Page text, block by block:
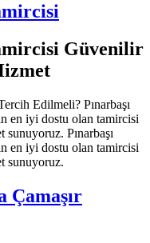
Güvenilir
Edilmeli? Pınarbaşı
en iyi dostu olan tamircisi
Pınarbaşı
en iyi dostu olan tamircisi
sunuyoruz.
Çamaşır